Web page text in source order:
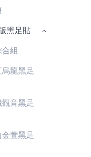
黑足貼
組
龍黑足
音黑足
萱黑足